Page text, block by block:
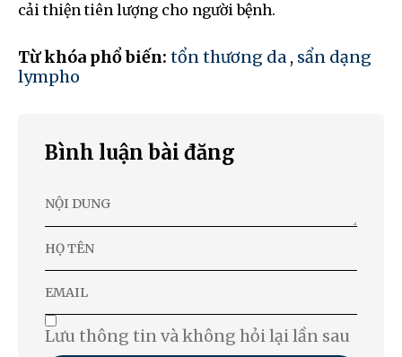
cải thiện tiên lượng cho người bệnh.
Từ khóa phổ biến: tổn thương da , sẩn dạng
lympho
Bình luận bài đăng
Lưu thông tin và không hỏi lại lần sau